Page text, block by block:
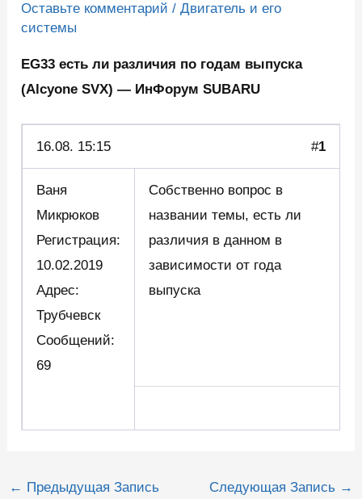
Оставьте комментарий /Двигатель и его
системы
EG33 есть ли различия по годам выпуска
(Alcyone SVX) — ИнФорум SUBARU
16.08. 15:15 #1
Ваня
Микрюков
Регистрация:
10.02.2019
Адрес:
Трубчевск
Сообщений:
69
Собственно вопрос в
названии темы, есть ли
различия в данном в
зависимости от года
выпуска
Навигация
← Предыдущая Запись Следующая Запись →